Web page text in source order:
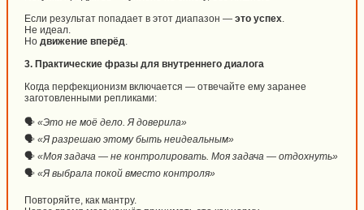
Если результат попадает в этот диапазон — это успех
Не идеал.
Но движение вперёд
3. Практические фразы для внутреннего диалога
Когда перфекционизм включается — отвечайте ему заранее
заготовленными репликами:
🗣️ «Это не моё дело. Я доверила»
🗣️ «Я разрешаю этому быть неидеальным»
🗣️ «Моя задача — не контролировать. Моя задача — отдохнуть»
🗣️ «Я выбрала покой вместо контроля»
Повторяйте, как мантру.